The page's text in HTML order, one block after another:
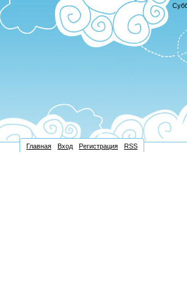
Главная Вход Регистрация RSS